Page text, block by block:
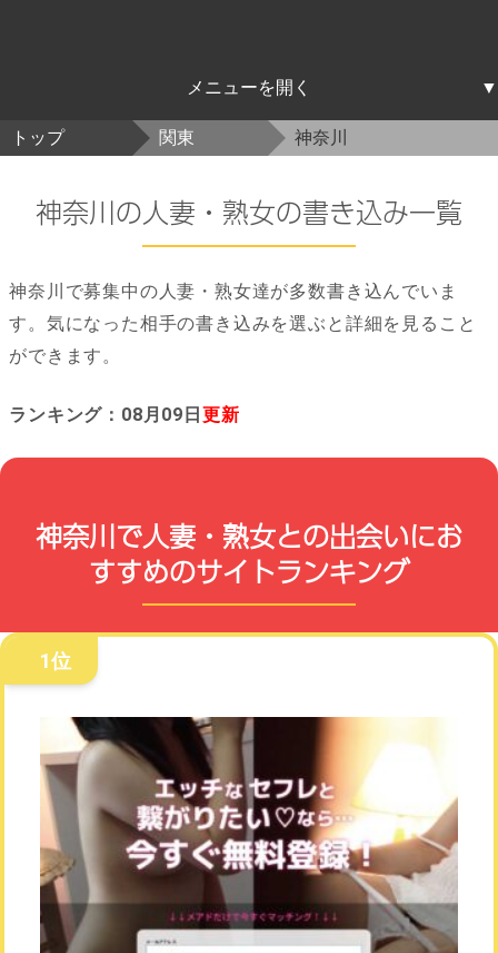
北海道東北
北海道
青森
岩手
宮城
秋田
山形
福島
関東
茨城
栃木
群馬
埼玉
千葉
東京
神奈川
中部
新潟
富山
石川
福井
山梨
長野
岐阜
静岡
愛知
近畿
三重
滋賀
京都
大阪
兵庫
奈良
和歌山
中国四国
鳥取
島根
岡山
広島
山口
徳島
香川
愛媛
高知
九州沖縄
福岡
佐賀
長崎
熊本
大分
宮崎
鹿児島
沖縄
トップ 関東 神奈川
神奈川の人妻・熟女の書き込み一覧
神奈川で募集中の人妻・熟女達が多数書き込んでいま
す。気になった相手の書き込みを選ぶと詳細を見ること
ができます。
ランキング：08月09日 更新
神奈川で人妻・熟女との出会いにお
すすめのサイトランキング
1位